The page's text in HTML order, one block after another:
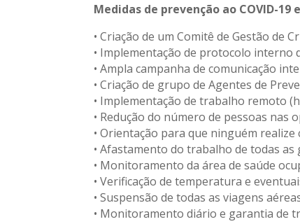
Medidas de prevenção ao COVID-
• Criação de um Comitê de Gestão de
• Implementação de protocolo interno
• Ampla campanha de comunicação
• Criação de grupo de Agentes de
• Implementação de trabalho remoto
• Redução do número de pessoas nas
• Orientação para que ninguém
• Afastamento do trabalho de todas
• Monitoramento da área de saúde
• Verificação de temperatura e
• Suspensão de todas as viagens
• Monitoramento diário e garantia de